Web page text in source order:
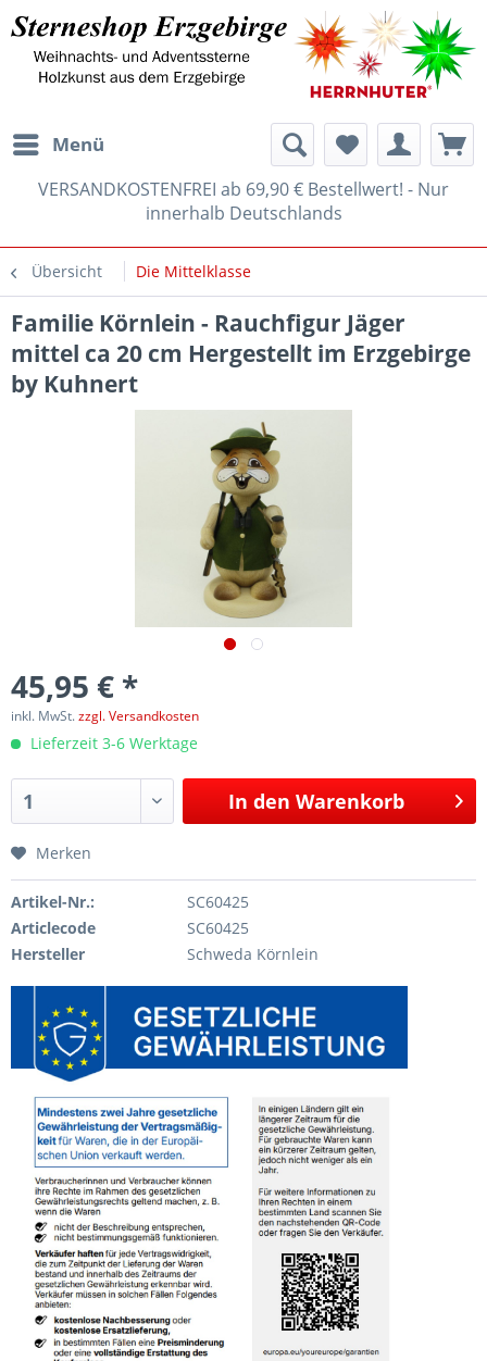
Menü
VERSANDKOSTENFREI ab 69,90 € Bestellwert! - Nur
innerhalb Deutschlands
Übersicht Die Mittelklasse
Familie Körnlein - Rauchfigur Jäger
mittel ca 20 cm Hergestellt im Erzgebirge
by Kuhnert
45,95 € *
inkl. MwSt.zzgl. Versandkosten
Lieferzeit 3-6 Werktage
In den Warenkorb
Merken
Artikel-Nr.:
SC60425
Articlecode
SC60425
Hersteller
Schweda Körnlein